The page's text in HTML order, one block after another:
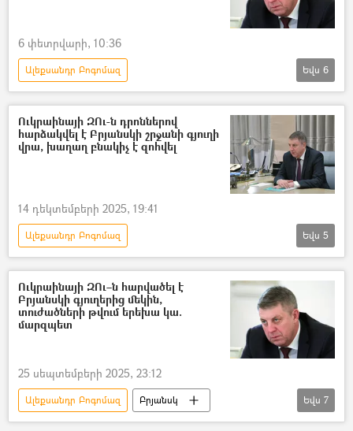
6 փետրվարի, 10:36
Ալեքսանդր Բոգոմազ
Դոնբասի պաշտպանություն. ՌԴ–ի ռազմական հատուկ գործողությունը Ուկրաինայում
Բրյանսկ
Ուկրաինա
Ռուսաստան
Հատուկ ռազմական գործողություն
Եվս 6
Ուկրաինայի ԶՈւ-ն դրոններով
հարձակվել է Բրյանսկի շրջանի գյուղի
վրա, խաղաղ բնակիչ է զոհվել
14 դեկտեմբերի 2025, 19:41
Ալեքսանդր Բոգոմազ
Դոնբասի պաշտպանություն. ՌԴ–ի ռազմական հատուկ գործողությունը Ուկրաինայում
Բրյանսկ
անօդաչու թռչող սարք (ԱԹՍ)
Ուկրաինա
Պատերազմ
Եվս 5
Ուկրաինայի ԶՈւ–ն հարվածել է
Բրյանսկի գյուղերից մեկին,
տուժածների թվում երեխա կա.
մարզպետ
25 սեպտեմբերի 2025, 23:12
Ալեքսանդր Բոգոմազ
Բրյանսկ
Դոնբասի պաշտպանություն. ՌԴ–ի ռազմական հատուկ գործողությունը Ուկրաինայում
Եվս 7